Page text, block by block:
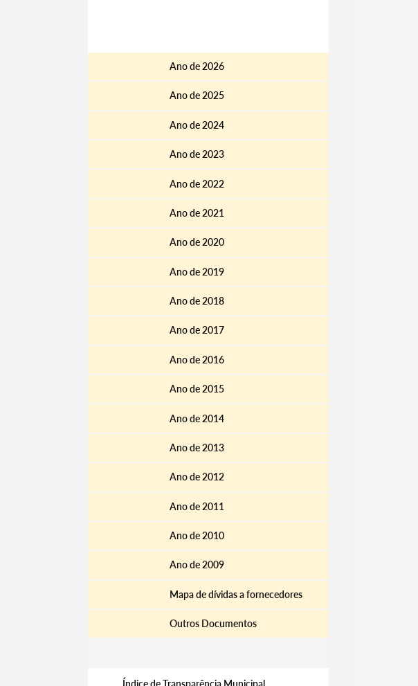
Ano de 2026
Ano de 2025
Ano de 2024
Ano de 2023
Ano de 2022
Ano de 2021
Ano de 2020
Ano de 2019
Ano de 2018
Ano de 2017
Ano de 2016
Ano de 2015
Ano de 2014
Ano de 2013
Ano de 2012
Ano de 2011
Ano de 2010
Ano de 2009
Mapa de dívidas a fornecedores
Outros Documentos
Índice de Transparência Municipal